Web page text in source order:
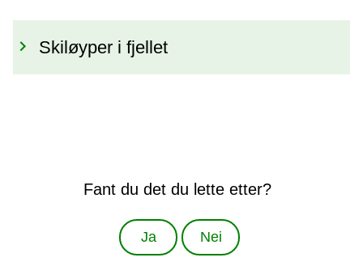
Skiløyper i fjellet
Fant du det du lette etter?
Ja Nei